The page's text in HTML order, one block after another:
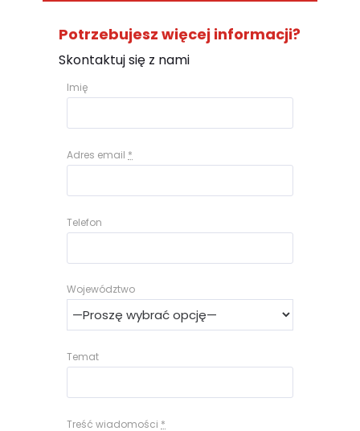
Potrzebujesz więcej informacji?
Skontaktuj się z nami
Imię
Adres email *
Telefon
Województwo
Temat
Treść wiadomości *